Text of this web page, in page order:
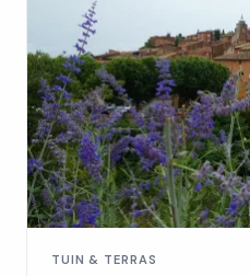
TUIN & TERRAS